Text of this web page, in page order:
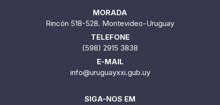
MORADA
Rincón 518-528. Montevideo-Uruguay
TELEFONE
(598) 2915 3838
E-MAIL
info@uruguayxxi.gub.uy
SIGA-NOS EM